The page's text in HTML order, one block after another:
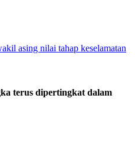
terus dipertingkat dalam